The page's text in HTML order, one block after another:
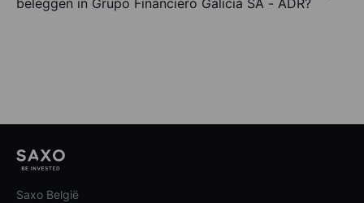
beleggen in Grupo Financiero Galicia SA - ADR?
Saxo België